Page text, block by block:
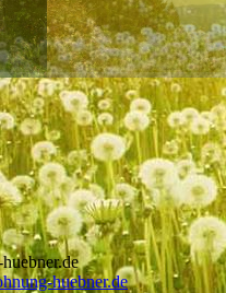
huebner.de